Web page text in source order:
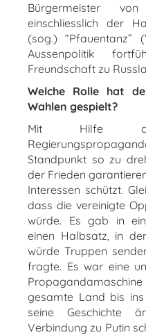
Bürgermeister
einschliesslich der
(sog.) “Pfauentanz”
Aussenpolitik
Freundschaft zu
Welche Rolle hat
Wahlen gespielt?
Mit Hilfe der
Standpunkt so zu
der Frieden
Interessen schützt.
dass die vereinigte
würde. Es gab in
einen Halbsatz, in
würde Truppen
fragte. Es war eine
gesamte Land bis
seine Geschichte
Verbindung zu Putin